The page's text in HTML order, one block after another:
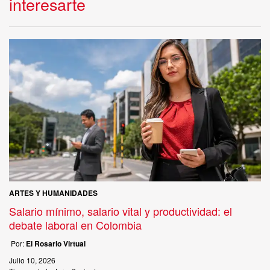
ARTES Y HUMANIDADES
Salario mínimo, salario vital y productividad: el
debate laboral en Colombia
Por: El Rosario Virtual
Julio 10, 2026